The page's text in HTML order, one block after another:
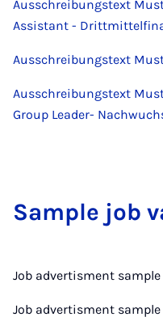
Ausschreibungstext
Assistant -
Ausschreibungstext
Ausschreibungstext
Group Leader-
Sample job
Job advertisment
Job advertisment